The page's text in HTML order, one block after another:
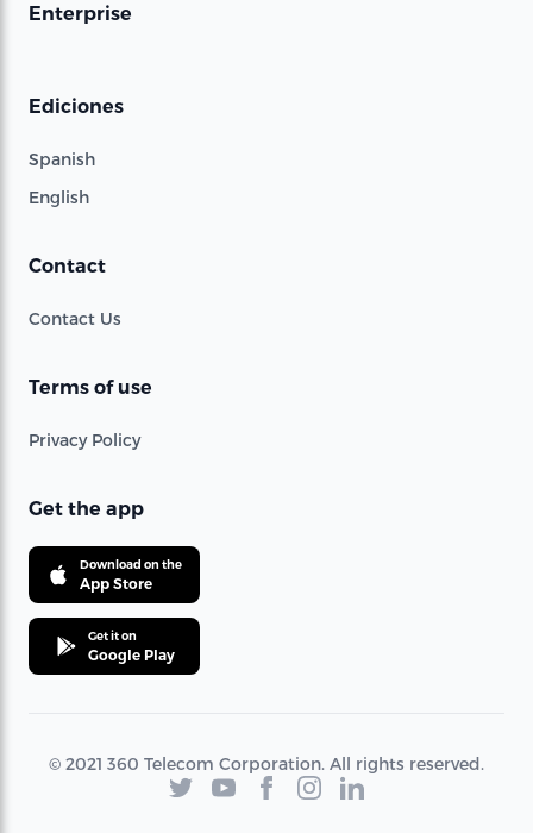
Enterprise
Ediciones
Spanish
English
Contact
Contact Us
Terms of use
Privacy Policy
Get the app
Download on the
App Store
Get it on
Google Play
© 2021 360 Telecom Corporation. All rights reserved.